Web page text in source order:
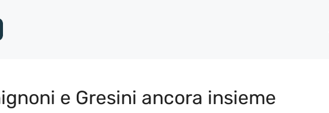
e Gresini ancora insieme